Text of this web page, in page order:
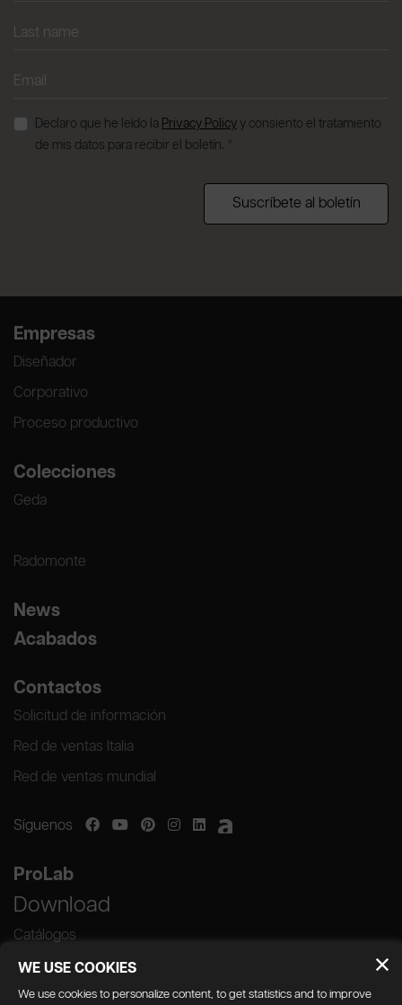
Declaro que he leído la Privacy Policy y consiento el tratamiento
de mis datos para recibir el boletín. *
Suscríbete al boletín
Empresas
Diseñador
Corporativo
Proceso productivo
Colecciones
Geda
Radomonte
News
Acabados
Contactos
Solicitud de información
Red de ventas Italia
Red de ventas mundial
Síguenos
ProLab
Download
Catálogos
WE USE COOKIES
We use cookies to personalize content, to get statistics and to improve